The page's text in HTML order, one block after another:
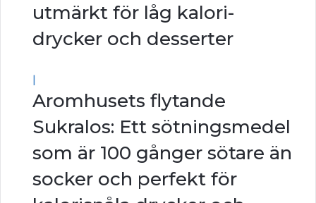
utmärkt för låg kalori-
drycker och desserter
|
Aromhusets flytande
Sukralos: Ett sötningsmedel
som är 100 gånger sötare än
socker och perfekt för